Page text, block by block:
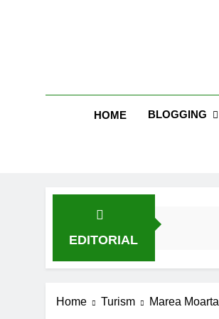
HOME BLOGGING
EDITORIAL
Home Turism Marea Moarta